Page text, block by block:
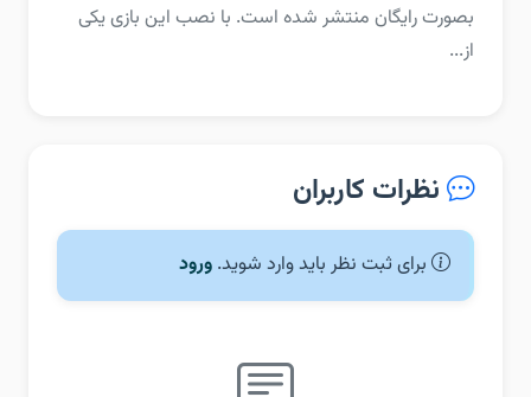
بصورت رایگان منتشر شده است. با نصب این بازی یکی
از...
نظرات کاربران
برای ثبت نظر باید وارد شوید. ورود